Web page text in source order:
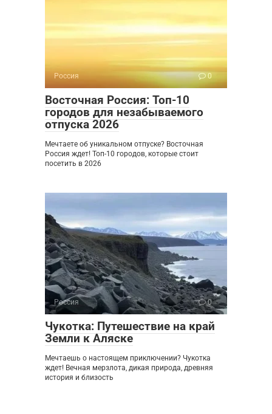
Россия 0
Восточная Россия: Топ-10
городов для незабываемого
отпуска 2026
Мечтаете об уникальном отпуске? Восточная
Россия ждет! Топ-10 городов, которые стоит
посетить в 2026
Россия 0
Чукотка: Путешествие на край
Земли к Аляске
Мечтаешь о настоящем приключении? Чукотка
ждет! Вечная мерзлота, дикая природа, древняя
история и близость